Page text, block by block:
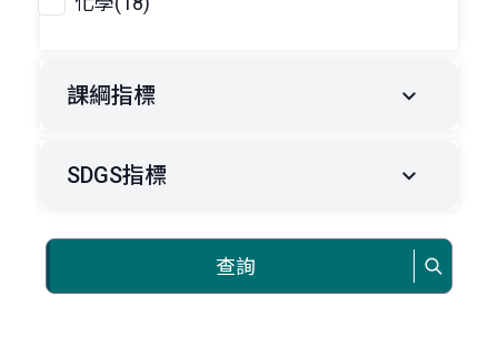
課綱指標
SDGS指標
查詢